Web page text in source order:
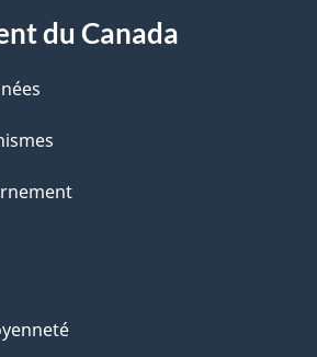
du Canada